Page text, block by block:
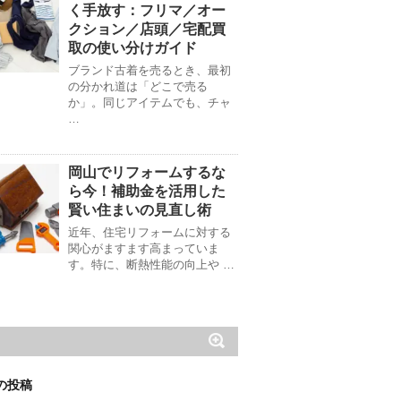
く手放す：フリマ／オー
クション／店頭／宅配買
取の使い分けガイド
ブランド古着を売るとき、最初
の分かれ道は「どこで売る
か」。同じアイテムでも、チャ
…
岡山でリフォームするな
ら今！補助金を活用した
賢い住まいの見直し術
近年、住宅リフォームに対する
関心がますます高まっていま
す。特に、断熱性能の向上や …
投稿